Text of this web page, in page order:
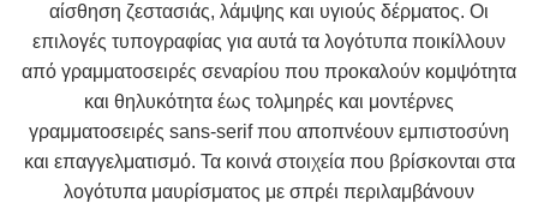
αίσθηση ζεστασιάς, λάμψης και υγιούς δέρματος. Οι
επιλογές τυπογραφίας για αυτά τα λογότυπα ποικίλλουν
από γραμματοσειρές σεναρίου που προκαλούν κομψότητα
και θηλυκότητα έως τολμηρές και μοντέρνες
γραμματοσειρές sans-serif που αποπνέουν εμπιστοσύνη
και επαγγελματισμό. Τα κοινά στοιχεία που βρίσκονται στα
λογότυπα μαυρίσματος με σπρέι περιλαμβάνουν